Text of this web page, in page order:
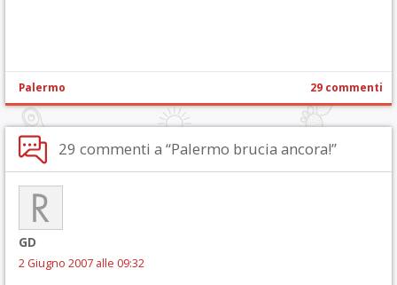
Palermo 29 commenti
29 commenti a “Palermo brucia ancora!”
GD
2 Giugno 2007 alle 09:32